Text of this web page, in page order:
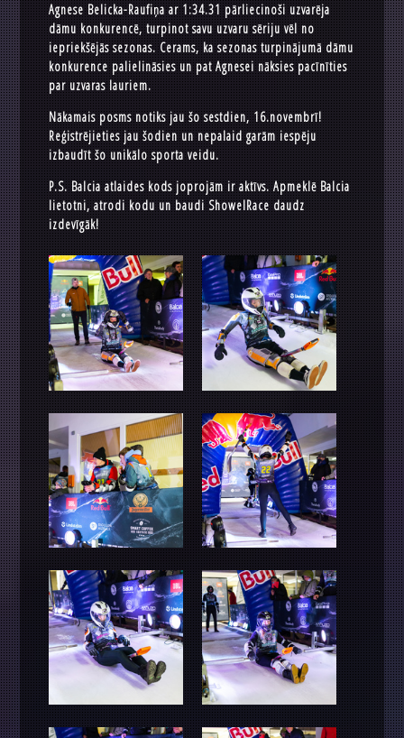
Agnese Belicka-Raufiņa ar 1:34.31 pārliecinoši uzvarēja
dāmu konkurencē, turpinot savu uzvaru sēriju vēl no
iepriekšējās sezonas. Cerams, ka sezonas turpinājumā dāmu
konkurence palielināsies un pat Agnesei nāksies pacīnīties
par uzvaras lauriem.
Nākamais posms notiks jau šo sestdien, 16.novembrī!
Reģistrējieties jau šodien un nepalaid garām iespēju
izbaudīt šo unikālo sporta veidu.
P.S. Balcia atlaides kods joprojām ir aktīvs. Apmeklē Balcia
lietotni, atrodi kodu un baudi ShowelRace daudz
izdevīgāk!